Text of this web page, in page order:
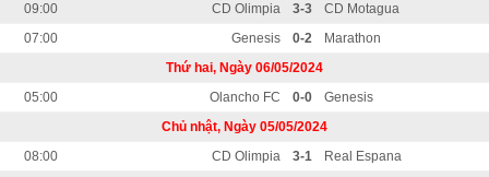
09:00
CD Olimpia 3-3
CD Motagua
07:00
Genesis 0-2
Marathon
Thứ hai, Ngày 06/05/2024
05:00
Olancho FC 0-0
Genesis
Chủ nhật, Ngày 05/05/2024
08:00
CD Olimpia 3-1
Real Espana